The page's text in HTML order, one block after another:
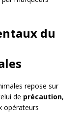
du
repose sur
de précaution,
opérateurs